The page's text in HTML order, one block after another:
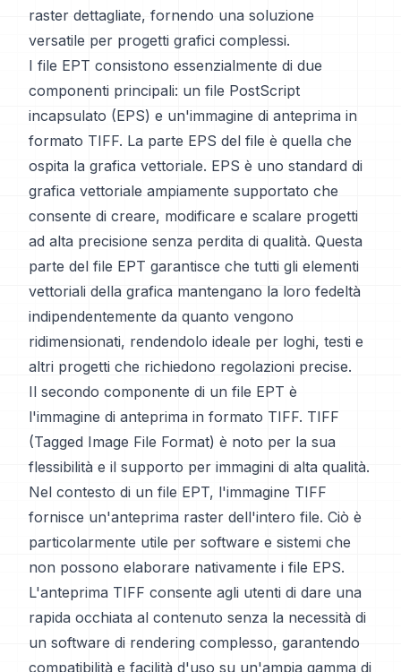
raster dettagliate, fornendo una soluzione
versatile per progetti grafici complessi.
I file EPT consistono essenzialmente di due
componenti principali: un file PostScript
incapsulato (EPS) e un'immagine di anteprima in
formato TIFF. La parte EPS del file è quella che
ospita la grafica vettoriale. EPS è uno standard di
grafica vettoriale ampiamente supportato che
consente di creare, modificare e scalare progetti
ad alta precisione senza perdita di qualità. Questa
parte del file EPT garantisce che tutti gli elementi
vettoriali della grafica mantengano la loro fedeltà
indipendentemente da quanto vengono
ridimensionati, rendendolo ideale per loghi, testi e
altri progetti che richiedono regolazioni precise.
Il secondo componente di un file EPT è
l'immagine di anteprima in formato TIFF. TIFF
(Tagged Image File Format) è noto per la sua
flessibilità e il supporto per immagini di alta qualità.
Nel contesto di un file EPT, l'immagine TIFF
fornisce un'anteprima raster dell'intero file. Ciò è
particolarmente utile per software e sistemi che
non possono elaborare nativamente i file EPS.
L'anteprima TIFF consente agli utenti di dare una
rapida occhiata al contenuto senza la necessità di
un software di rendering complesso, garantendo
compatibilità e facilità d'uso su un'ampia gamma di